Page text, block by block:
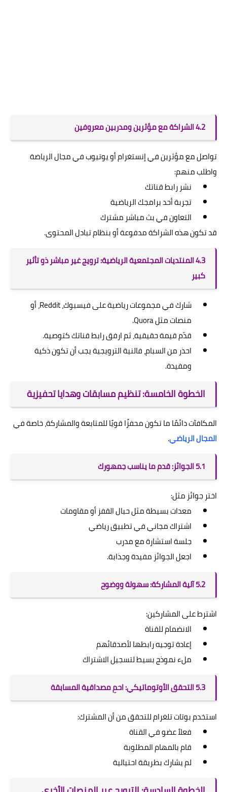
4.2 الشراكة مع مؤثرين ومدربين معروفين
تواصل مع مؤثرين في إنستغرام أو يوتيوب في مجال الرياضة
واطلب منهم:
نشر رابط قناتك
تجربة أحد برامجك الرياضية
التعاون في بث مباشر مشترك
قد تكون هذه الشراكة مدفوعة أو بنظام تبادل المحتوى.
4.3 المنتديات المجتمعية الرياضية: ترويج غير مباشر ذو تأثير
كبير
شارك في مجموعات رياضية على فيسبوك، Reddit، أو
منصات مثل Quora.
قدّم قيمة حقيقية، ثم ارفق رابط قناتك كتوصية.
احذر من السبام، فالنية الترويجية يجب أن تكون ذكية
ومفيدة.
الخطوة الخامسة: تنظيم مسابقات وهدايا تحفيزية
المكافآت دائمًا ما تكون محفزًا قويًا للمتابعة والمشاركة، خاصة في
المجال الرياضي.
5.1 الجوائز: قدم ما يناسب جمهورك
اختر جوائز مثل:
معدات بسيطة مثل حبال القفز أو مقاومات
اشتراك مجاني في تطبيق رياضي
جلسة استشارة مع مدرب
اجعل الجوائز مفيدة وجذابة.
5.2 آلية المشاركة: سهولة ووضوح
اشترط على المشاركين:
الانضمام للقناة
إعادة توجيه رابطها لأصدقائهم
ملء نموذج بسيط لتسجيل الاشتراك
5.3 التحقق الأوتوماتيكي: احمِ مصداقية المسابقة
استخدم بوتات تلغرام للتحقق من أن المشترك:
فعلاً عضو في القناة
قام بالمهام المطلوبة
لم يشارك بطريقة احتيالية